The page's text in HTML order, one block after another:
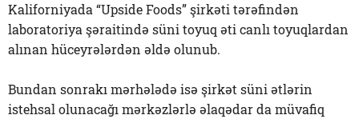
Kaliforniyada “Upside Foods” şirkəti tərəfindən
laboratoriya şəraitində süni toyuq əti canlı toyuqlardan
alınan hüceyrələrdən əldə olunub.
Bundan sonrakı mərhələdə isə şirkət süni ətlərin
istehsal olunacağı mərkəzlərlə əlaqədar da müvafiq